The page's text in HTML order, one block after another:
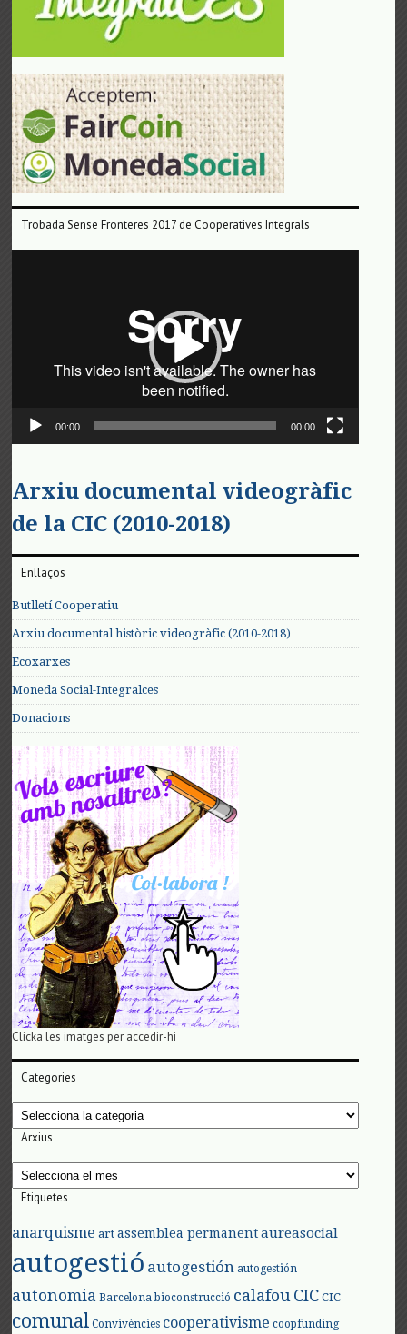
Trobada Sense Fronteres 2017 de Cooperatives Integrals
00:00 00:00
Arxiu documental videogràfic
de la CIC (2010-2018)
Enllaços
Butlletí Cooperatiu
Arxiu documental històric videogràfic (2010-2018)
Ecoxarxes
Moneda Social-Integralces
Donacions
Clicka les imatges per accedir-hi
Categories
Categories
Arxius
Arxius
Etiquetes
anarquisme art assemblea permanent aureasocial
autogestió autogestión autogestión
autonomia Barcelona bioconstrucció calafouCIC CIC
comunal Convivències cooperativisme coopfunding